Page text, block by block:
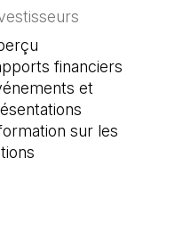
financiers
et
sur les